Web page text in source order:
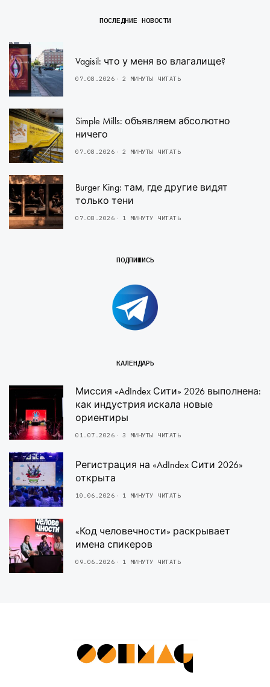
ПОСЛЕДНИЕ НОВОСТИ
Vagisil: что у меня во влагалище?
07.08.2026 2 МИНУТЫ ЧИТАТЬ
Simple Mills: объявляем абсолютно
ничего
07.08.2026 2 МИНУТЫ ЧИТАТЬ
Burger King: там, где другие видят
только тени
07.08.2026 1 МИНУТУ ЧИТАТЬ
ПОДПИШИСЬ
КАЛЕНДАРЬ
Миссия «AdIndex Сити» 2026 выполнена:
как индустрия искала новые
ориентиры
01.07.2026 3 МИНУТЫ ЧИТАТЬ
Регистрация на «AdIndex Сити 2026»
открыта
10.06.2026 1 МИНУТУ ЧИТАТЬ
«Код человечности» раскрывает
имена спикеров
09.06.2026 1 МИНУТУ ЧИТАТЬ